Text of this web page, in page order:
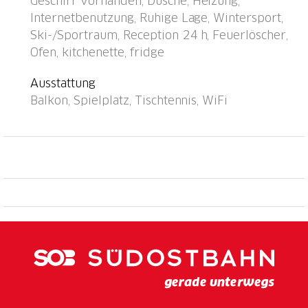
Restaurant 700 m, Bushaltestelle "Disentis/Mustér,
Pendicularas" 500 m, Bahnstation "Disentis" 2 km.
Luftseilbahn, Skilift, Skisportanlagen, Skipisten 700
m, Skibushaltestelle 50 m, Skischule 500 m,
Langlaufloipe 1.5 km, Kinderspielplatz 1 km.
Bekannte Skigebiete sind gut erreichbar: Ski Arena
Andermatt/Sedrun/Disentis. Bitte beachten: Weitere
genügender Schneelage auf Skiern erreichbar. 1
Uhr, Samstag 08:30-09:30 Uhr und 16:00-17:30 Uhr,
Dienstag/Donnerstag/Sonntag geschlossen.
Internetbenutzung, Ruhige Lage, Wintersport,
Ski-/Sportraum, Reception 24 h, Feuerlöscher,
Ofen, kitchenette, fridge
Ausstattung
Balkon, Spielplatz, Tischtennis, WiFi